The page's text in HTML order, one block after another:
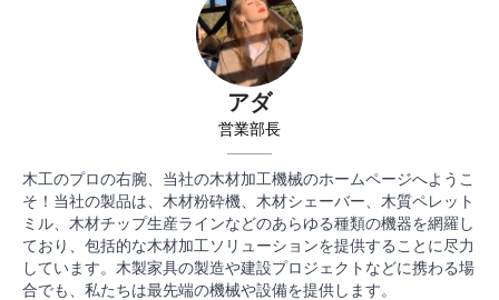
アダ
営業部長
木工のプロの右腕、当社の木材加工機械のホームページへようこ
そ！当社の製品は、木材粉砕機、木材シェーバー、木質ペレット
ミル、木材チップ生産ラインなどのあらゆる種類の機器を網羅し
ており、包括的な木材加工ソリューションを提供することに尽力
しています。木製家具の製造や建設プロジェクトなどに携わる場
合でも、私たちは最先端の機械や設備を提供します。